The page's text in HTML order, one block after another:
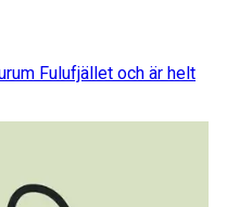
Fulufjället och är helt